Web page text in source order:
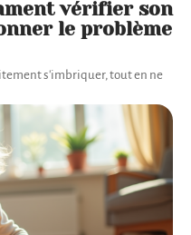
vérifier son
le problème
s'imbriquer, tout en ne